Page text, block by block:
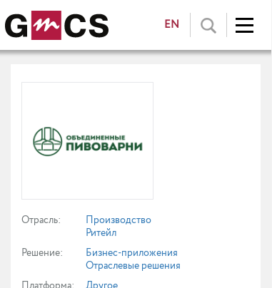
EN
Отрасль:
Производство
Ритейл
Решение:
Бизнес-приложения
Отраслевые решения